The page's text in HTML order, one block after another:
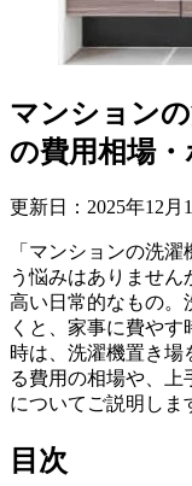
マンション
の費用相場
更新日： 2025年12 月
「マンションの洗
う悩みはありませ
高い日常的なもの。
くと、家事に費や
時は、洗濯機置き場
る費用の相場や、
についてご説明しま
目次